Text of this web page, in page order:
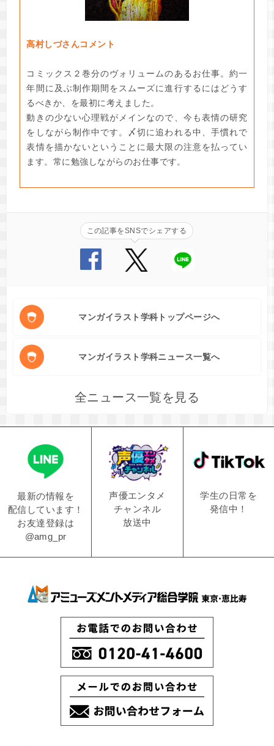
高村しづさんコメント
コミックス２巻分のヴォリュームのあるお仕事。約一
年間に及ぶ制作期間をスムーズに進行するにはどうす
るべきか、を最初に考えました。
動きの少ない心理戦がメインなので、今も表情の研究
をしながら制作中です。〆切に追われる中、手慣れで
表情を描かないということに最大限の注意を払ってい
ます。常に勉強しながらのお仕事です。
この記事をSNSでシェアする
マンガイラスト学科トップページへ
マンガイラスト学科ニュース一覧へ
全ニュース一覧を見る
最新の情報を
配信しています！
お友達登録は
@amg_pr
声優エンタメ
チャンネル
放送中
学生の日常を
発信中！